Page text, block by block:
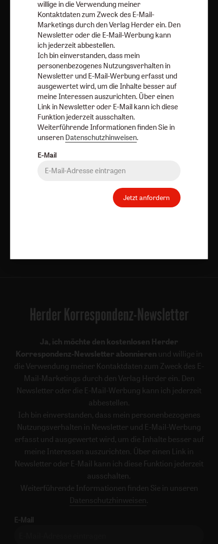
Kategorien: Online Hefte Dossiers
Services: Über uns Autorinnen und Autoren
Porträts
Redaktion
Angebote: Umfragen
Verlag:
Media Sales Herder Korrespondenz
Religion & Spiritualität
Theologie & Pastoral
CHRIST IN DER GEGENWART
einfach leben
Stimmen der Zeit
COMMUNIO
Ideenwerkstatt Gottesdienste
Pastoralblätter
Römische Quartalschrift
Herder Korrespondenz-Newsletter
Ja, ich möchte den kostenlosen Herder
Korrespondenz-Newsletter abonnieren und willige in
die Verwendung meiner Kontaktdaten zum Zweck des E-
Mail-Marketings durch den Verlag Herder ein. Den
Newsletter oder die E-Mail-Werbung kann ich jederzeit
abbestellen.
Ich bin einverstanden, dass mein personenbezogenes
Nutzungsverhalten in Newsletter und E-Mail-Werbung
erfasst und ausgewertet wird, um die Inhalte besser auf
meine Interessen auszurichten. Über einen Link in
Newsletter oder E-Mail kann ich diese Funktion jederzeit
ausschalten.
Weiterführende Informationen finden Sie in unseren
Datenschutzhinweisen .
E-Mail
willige in die Verwendung meiner
Kontaktdaten zum Zweck des E-Mail-
Marketings durch den Verlag Herder ein. Den
Newsletter oder die E-Mail-Werbung kann
ich jederzeit abbestellen.
Ich bin einverstanden, dass mein
personenbezogenes Nutzungsverhalten in
Newsletter und E-Mail-Werbung erfasst und
ausgewertet wird, um die Inhalte besser auf
meine Interessen auszurichten. Über einen
Link in Newsletter oder E-Mail kann ich diese
Funktion jederzeit ausschalten.
Weiterführende Informationen finden Sie in
unseren Datenschutzhinweisen.
E-Mail
Jetzt anfordern